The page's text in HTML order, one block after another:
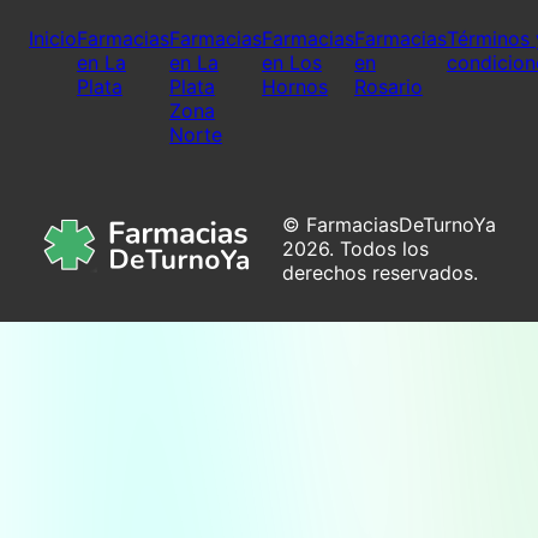
InicioFarmacias
en La
Plata
Farmacias
en La
Plata
Zona
Norte
Farmacias
en Los
Hornos
Farmacias
en
Rosario
Términos
© FarmaciasDeTurnoYa
2026. Todos los
derechos reservados.